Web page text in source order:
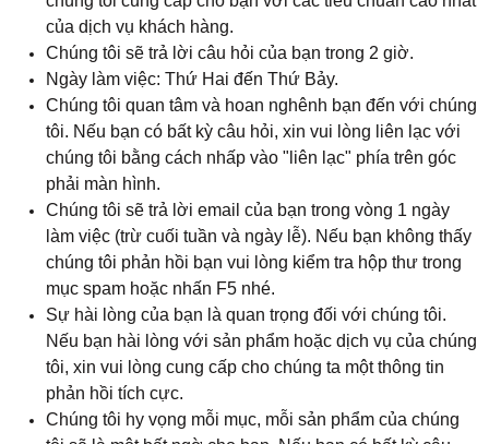
của dịch vụ khách hàng.
Chúng tôi sẽ trả lời câu hỏi của bạn trong 2 giờ.
Ngày làm việc: Thứ Hai đến Thứ Bảy.
Chúng tôi quan tâm và hoan nghênh bạn đến với chúng
tôi. Nếu bạn có bất kỳ câu hỏi, xin vui lòng liên lạc với
chúng tôi bằng cách nhấp vào "liên lạc" phía trên góc
phải màn hình.
Chúng tôi sẽ trả lời email của bạn trong vòng 1 ngày
làm việc (trừ cuối tuần và ngày lễ). Nếu bạn không thấy
chúng tôi phản hồi bạn vui lòng kiểm tra hộp thư trong
mục spam hoặc nhấn F5 nhé.
Sự hài lòng của bạn là quan trọng đối với chúng tôi.
Nếu bạn hài lòng với sản phẩm hoặc dịch vụ của chúng
tôi, xin vui lòng cung cấp cho chúng ta một thông tin
phản hồi tích cực.
Chúng tôi hy vọng mỗi mục, mỗi sản phẩm của chúng